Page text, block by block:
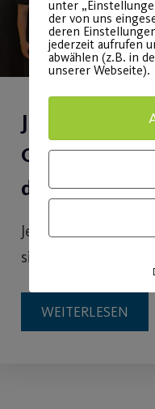
JEDER
Große
der
Jetzt noch schnell
sichern!
WEITERLESEN
unter
der von uns
deren
jederzeit aufrufen
abwählen (z.B. in
unserer Webseite).